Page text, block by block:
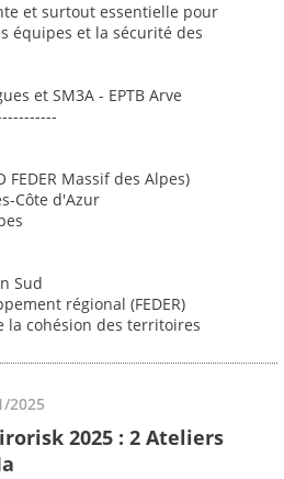
et surtout essentielle pour
équipes et la sécurité des
et SM3A - EPTB Arve
FEDER Massif des Alpes)
Côte d'Azur
Sud
régional (FEDER)
la cohésion des territoires
2025
2025 : 2 Ateliers